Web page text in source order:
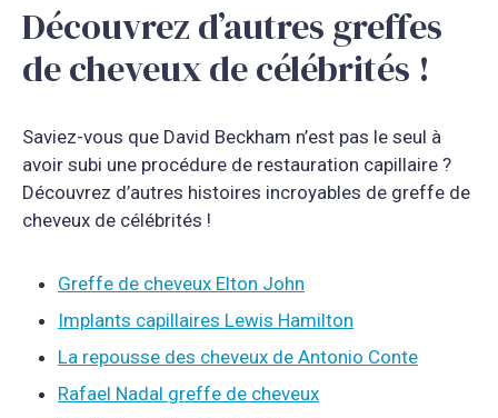
Découvrez d’autres greffes
de cheveux de célébrités !
Saviez-vous que David Beckham n’est pas le seul à
avoir subi une procédure de restauration capillaire ?
Découvrez d’autres histoires incroyables de greffe de
cheveux de célébrités !
Greffe de cheveux Elton John
Implants capillaires Lewis Hamilton
La repousse des cheveux de Antonio Conte
Rafael Nadal greffe de cheveux